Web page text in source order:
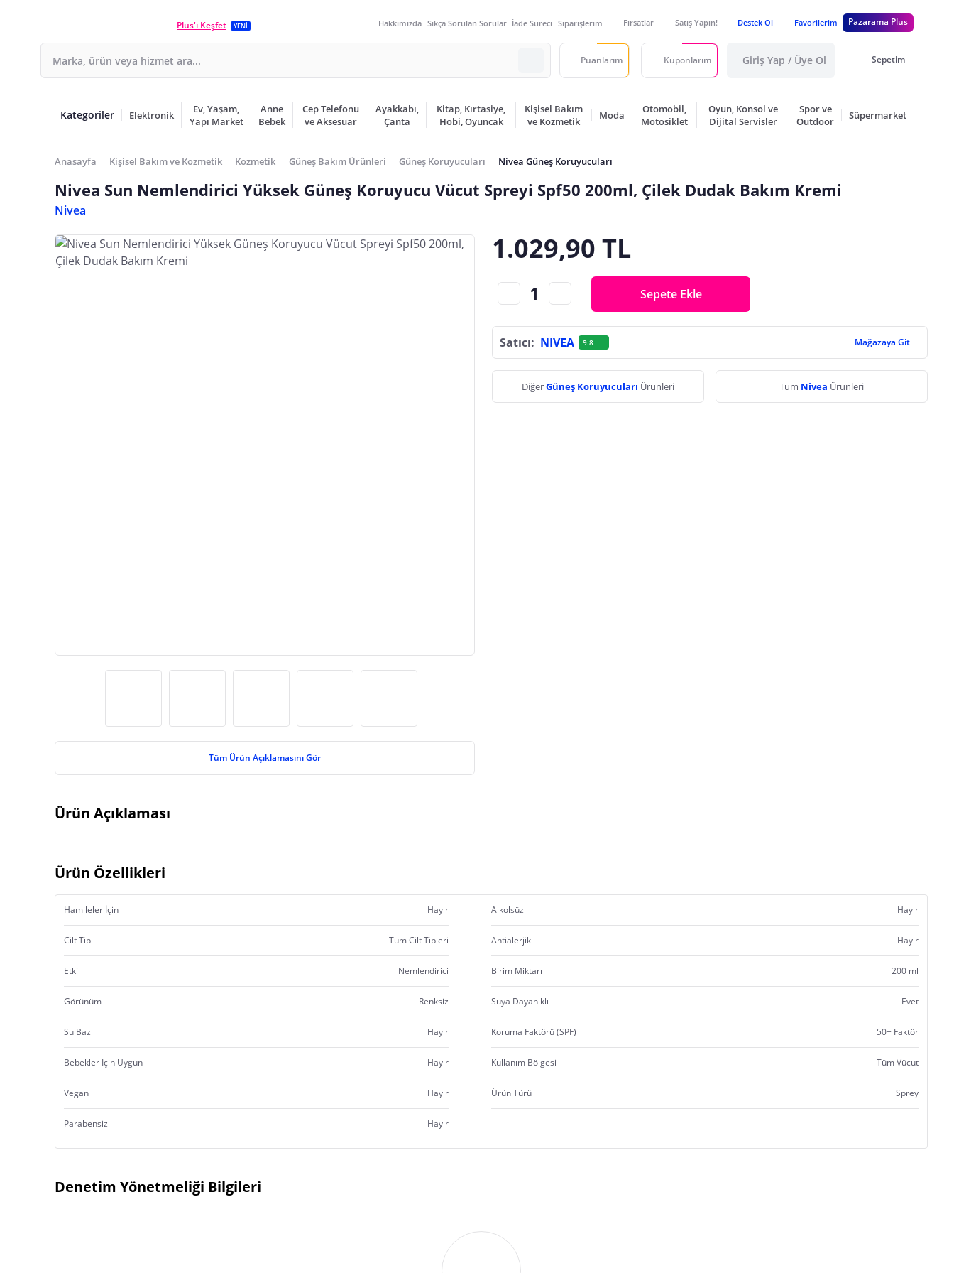
Plus'ı Keşfet YENİ Hakkımızda Sıkça Sorulan Sorular İade Süreci Siparişlerim Fırsatlar Satış Yapın! Destek Ol Favorilerim Pazarama Plus
Puanlarım Kuponlarım Giriş Yap / Üye Ol Sepetim
Kategoriler Elektronik
Ev, Yaşam,
Yapı Market
Anne
Bebek
Cep Telefonu
ve Aksesuar
Ayakkabı,
Çanta
Kitap, Kırtasiye,
Hobi, Oyuncak
Kişisel Bakım
ve Kozmetik
Moda
Otomobil,
Motosiklet
Oyun, Konsol ve
Dijital Servisler
Spor ve
Outdoor
Süpermarket
Anasayfa Kişisel Bakım ve Kozmetik Kozmetik Güneş Bakım Ürünleri Güneş Koruyucuları Nivea Güneş Koruyucuları
Nivea Sun Nemlendirici Yüksek Güneş Koruyucu Vücut Spreyi Spf50 200ml, Çilek Dudak Bakım Kremi
Nivea
Tüm Ürün Açıklamasını Gör
1.029,90 TL
Sepete Ekle
Satıcı: NIVEA 9.8 Mağazaya Git
DiğerGüneş Koruyucuları Ürünleri Tüm Nivea Ürünleri
Ürün Açıklaması
Ürün Özellikleri
Hamileler İçin Hayır Alkolsüz Hayır
Cilt Tipi Tüm Cilt Tipleri Antialerjik Hayır
Etki Nemlendirici Birim Miktarı 200 ml
Görünüm Renksiz Suya Dayanıklı Evet
Su Bazlı Hayır Koruma Faktörü (SPF) 50+ Faktör
Bebekler İçin Uygun Hayır Kullanım Bölgesi Tüm Vücut
Vegan Hayır Ürün Türü Sprey
Parabensiz Hayır
Denetim Yönetmeliği Bilgileri